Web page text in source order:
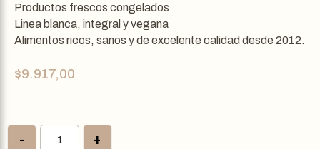
Productos frescos congelados
Linea blanca, integral y vegana
Alimentos ricos, sanos y de excelente calidad desde 2012.
$9.917,00
- +